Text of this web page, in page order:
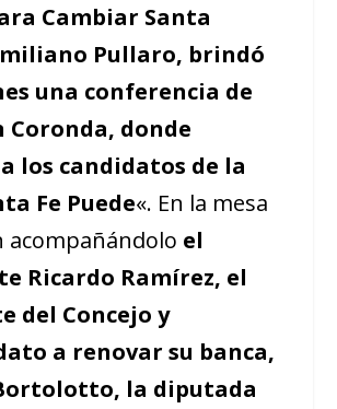
Cambiar Santa
Pullaro, brindó
una conferencia de
Coronda, donde
los candidatos de la
Fe Puede«. En la mesa
acompañándolo el
Ricardo Ramírez, el
del Concejo y
a renovar su banca,
la diputada